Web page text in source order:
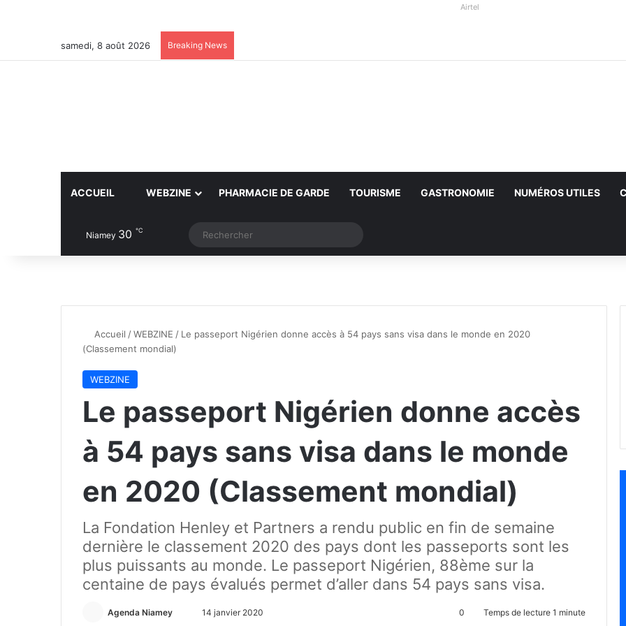
Airtel
samedi, 8 août 2026 Breaking News
ACCUEIL WEBZINE PHARMACIE DE GARDE TOURISME GASTRONOMIE NUMÉROS UTILES
Niamey 30 ℃ Article Aléatoire
Switch skin
Accueil /WEBZINE / Le passeport Nigérien donne accès à 54 pays sans visa dans le monde en 2020
(Classement mondial)
WEBZINE
Le passeport Nigérien donne accès
à 54 pays sans visa dans le monde
en 2020 (Classement mondial)
La Fondation Henley et Partners a rendu public en fin de semaine
dernière le classement 2020 des pays dont les passeports sont les
plus puissants au monde. Le passeport Nigérien, 88ème sur la
centaine de pays évalués permet d’aller dans 54 pays sans visa.
Agenda Niamey 14 janvier 2020 0 Temps de lecture 1 minute